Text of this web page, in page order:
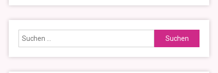
Suchen
nach: